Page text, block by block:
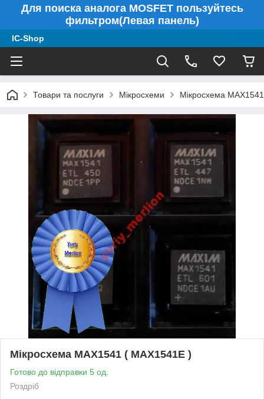
Для поиска аналога MOSFET пользуйтесь
фильтром(Левая панель)
IC-Shop
Товари та послуги Мікросхеми Мікросхема
Мікросхема MAX1541 ( MAX1541E )
Готово до відправки 5 од.
Роздріб